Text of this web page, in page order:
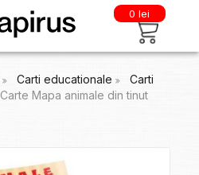
0 lei
Carti educationale
Carti
Carte Mapa animale din tinut